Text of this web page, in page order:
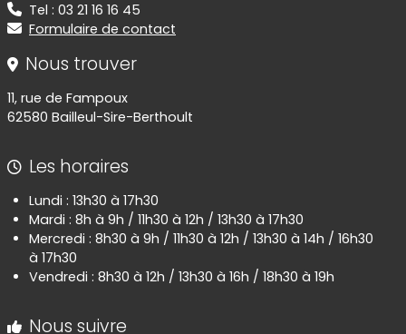
Tel : 03 21 16 16 45
Formulaire de contact
Nous trouver
11, rue de Fampoux
62580 Bailleul-Sire-Berthoult
Les horaires
Lundi : 13h30 à 17h30
Mardi : 8h à 9h / 11h30 à 12h / 13h30 à 17h30
Mercredi : 8h30 à 9h / 11h30 à 12h / 13h30 à 14h / 16h30
à 17h30
Vendredi : 8h30 à 12h / 13h30 à 16h / 18h30 à 19h
Nous suivre